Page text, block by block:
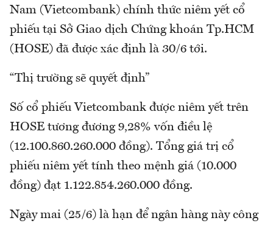
Nam (Vietcombank) chính thức niêm yết cổ
phiếu tại Sở Giao dịch Chứng khoán Tp.HCM
(HOSE) đã được xác định là 30/6 tới.
“Thị trường sẽ quyết định”
Số cổ phiếu Vietcombank được niêm yết trên
HOSE tương đương 9,28% vốn điều lệ
(12.100.860.260.000 đồng). Tổng giá trị cổ
phiếu niêm yết tính theo mệnh giá (10.000
đồng) đạt 1.122.854.260.000 đồng.
Ngày mai (25/6) là hạn để ngân hàng này công